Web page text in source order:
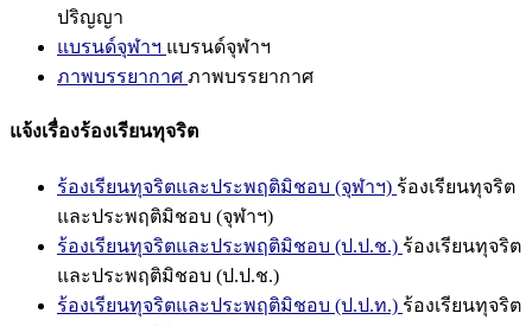
ปริญญา
แบรนด์จุฬาฯ แบรนด์จุฬาฯ
ภาพบรรยากาศ ภาพบรรยากาศ
แจ้งเรื่องร้องเรียนทุจริต
ร้องเรียนทุจริตและประพฤติมิชอบ (จุฬาฯ) ร้องเรียนทุจริต
และประพฤติมิชอบ (จุฬาฯ)
ร้องเรียนทุจริตและประพฤติมิชอบ (ป.ป.ช.) ร้องเรียนทุจริต
และประพฤติมิชอบ (ป.ป.ช.)
ร้องเรียนทุจริตและประพฤติมิชอบ (ป.ป.ท.) ร้องเรียนทุจริต